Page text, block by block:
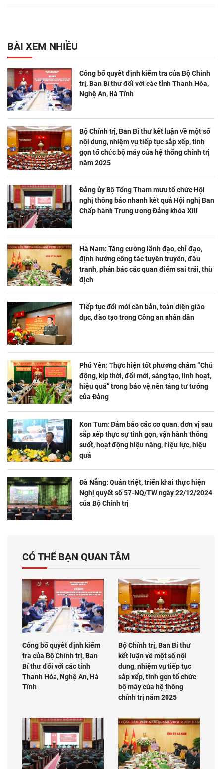
BÀI XEM NHIỀU
Công bố quyết định kiểm tra của Bộ Chính
trị, Ban Bí thư đối với các tỉnh Thanh Hóa,
Nghệ An, Hà Tĩnh
Bộ Chính trị, Ban Bí thư kết luận về một số
nội dung, nhiệm vụ tiếp tục sắp xếp, tinh
gọn tổ chức bộ máy của hệ thống chính trị
năm 2025
Đảng ủy Bộ Tổng Tham mưu tổ chức Hội
nghị thông báo nhanh kết quả Hội nghị Ban
Chấp hành Trung ương Đảng khóa XIII
Hà Nam: Tăng cường lãnh đạo, chỉ đạo,
định hướng công tác tuyên truyền, đấu
tranh, phản bác các quan điểm sai trái, thù
địch
Tiếp tục đổi mới căn bản, toàn diện giáo
dục, đào tạo trong Công an nhân dân
Phú Yên: Thực hiện tốt phương châm “Chủ
động, kịp thời, đổi mới, sáng tạo, linh hoạt,
hiệu quả” trong bảo vệ nền tảng tư tưởng
của Đảng
Kon Tum: Đảm bảo các cơ quan, đơn vị sau
sắp xếp thực sự tinh gọn, vận hành thông
suốt, hoạt động hiệu năng, hiệu lực, hiệu
quả
Đà Nẵng: Quán triệt, triển khai thực hiện
Nghị quyết số 57-NQ/TW ngày 22/12/2024
của Bộ Chính trị
CÓ THỂ BẠN QUAN TÂM
Công bố quyết định kiểm
tra của Bộ Chính trị, Ban
Bí thư đối với các tỉnh
Thanh Hóa, Nghệ An, Hà
Tĩnh
Bộ Chính trị, Ban Bí thư
kết luận về một số nội
dung, nhiệm vụ tiếp tục
sắp xếp, tinh gọn tổ chức
bộ máy của hệ thống
chính trị năm 2025